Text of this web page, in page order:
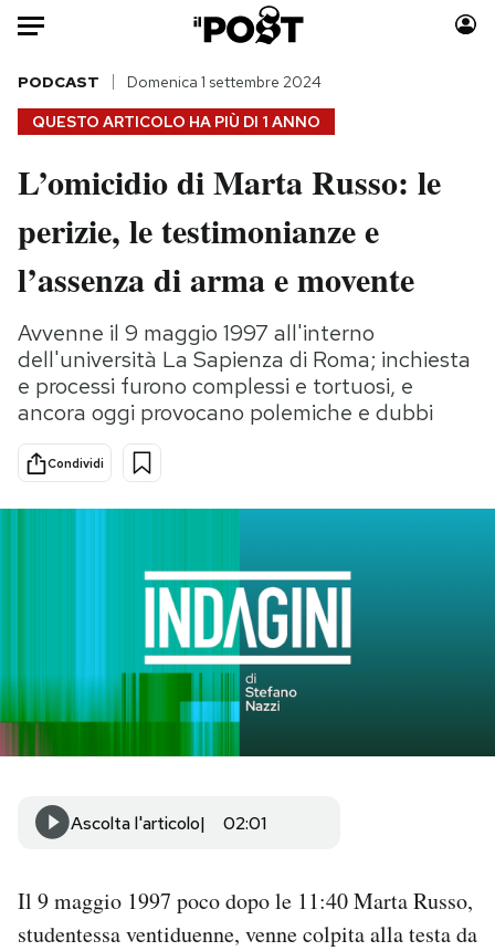
Auto
HOME
Italia
Politica
Tecnologia
Scienza
Cultura
Economia
Sport
Moda
Consumismi
Storie/Idee
Media
Europa
Altrecose
I MIEI PREFERITI
SHOP
CALENDARIO
AREA PERSONALE
QUESTO ARTICOLO HA PIÙ DI 1 ANNO
PODCAST Domenica 1 settembre 2024
L’omicidio di Marta Russo: le
perizie, le testimonianze e
l’assenza di arma e movente
Avvenne il 9 maggio 1997 all'interno
dell'università La Sapienza di Roma; inchiesta
e processi furono complessi e tortuosi, e
ancora oggi provocano polemiche e dubbi
Condividi
Ascolta l'articolo 02:01
Il 9 maggio 1997 poco dopo le 11:40 Marta Russo,
studentessa ventiduenne, venne colpita alla testa da